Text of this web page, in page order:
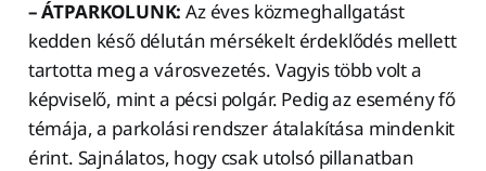
– ÁTPARKOLUNK:Az éves közmeghallgatást
kedden késő délután mérsékelt érdeklődés mellett
tartotta meg a városvezetés. Vagyis több volt a
képviselő, mint a pécsi polgár. Pedig az esemény fő
témája, a parkolási rendszer átalakítása mindenkit
érint. Sajnálatos, hogy csak utolsó pillanatban